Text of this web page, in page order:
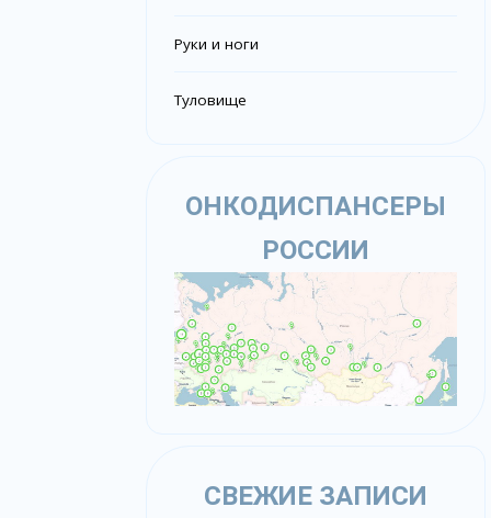
Руки и ноги
Туловище
ОНКОДИСПАНСЕРЫ
РОССИИ
СВЕЖИЕ ЗАПИСИ